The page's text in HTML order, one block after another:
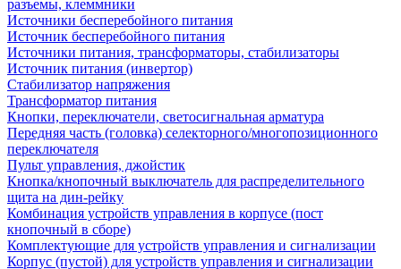
разъемы, клеммники
Источники бесперебойного питания
Источник бесперебойного питания
Источники питания, трансформаторы, стабилизаторы
Источник питания (инвертор)
Стабилизатор напряжения
Трансформатор питания
Кнопки, переключатели, светосигнальная арматура
Передняя часть (головка) селекторного/многопозиционного
переключателя
Пульт управления, джойстик
Кнопка/кнопочный выключатель для распределительного
щита на дин-рейку
Комбинация устройств управления в корпусе (пост
кнопочный в сборе)
Комплектующие для устройств управления и сигнализации
Корпус (пустой) для устройств управления и сигнализации